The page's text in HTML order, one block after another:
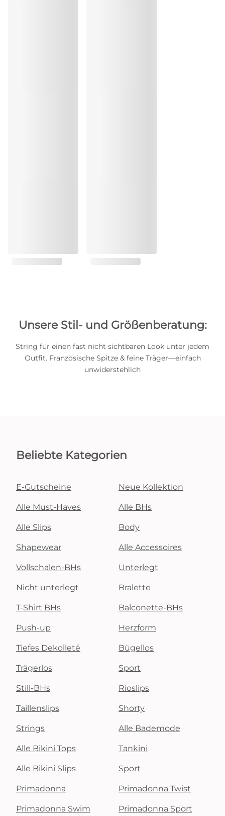
Unsere Stil- und Größenberatung:
String für einen fast nicht sichtbaren Look unter jedem
Outfit. Französische Spitze & feine Träger—einfach
unwiderstehlich
Beliebte Kategorien
E-Gutscheine Neue Kollektion
Alle Must-Haves Alle BHs
Alle Slips Body
Shapewear Alle Accessoires
Vollschalen-BHs Unterlegt
Nicht unterlegt Bralette
T-Shirt BHs Balconette-BHs
Push-up Herzform
Tiefes Dekolleté Bügellos
Trägerlos Sport
Still-BHs Rioslips
Taillenslips Shorty
Strings Alle Bademode
Alle Bikini Tops Tankini
Alle Bikini Slips Sport
Primadonna Primadonna Twist
Primadonna Swim Primadonna Sport